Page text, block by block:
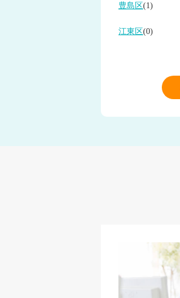
豊島区(1)
江東区(0)